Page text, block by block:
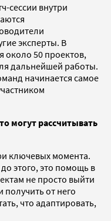
сессии внутри
эксперты. В
около 50 проектов,
дальнейшей работы.
начинается самое
могут рассчитывать
ключевых момента.
этого, это помощь в
не просто выйти
получить от него
что адаптировать,